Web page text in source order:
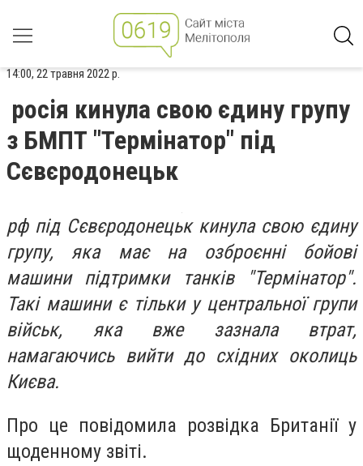
14:00, 22 травня 2022 р.
росія кинула свою єдину групу
з БМПТ "Термінатор" під
Сєвєродонецьк
рф під Сєвєродонецьк кинула свою єдину
групу, яка має на озброєнні бойові
машини підтримки танків "Термінатор".
Такі машини є тільки у центральної групи
військ, яка вже зазнала втрат,
намагаючись вийти до східних околиць
Києва.
Про це повідомила розвідка Британії у
щоденному звіті.